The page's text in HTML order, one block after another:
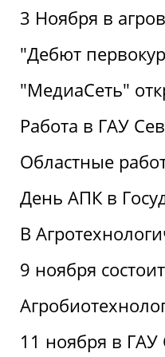
3 Ноября в
"Дебют
"МедиаСеть"
Работа в ГАУ
Областные
День АПК в
В
9 ноября
11 ноября в